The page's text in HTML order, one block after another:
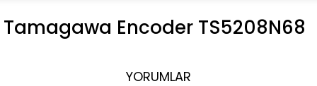
Tamagawa Encoder TS5208N68
YORUMLAR